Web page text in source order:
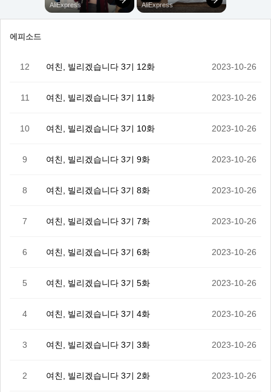
에피소드
12 여친, 빌리겠습니다 3기 12화 2023-10-26
11 여친, 빌리겠습니다 3기 11화 2023-10-26
10 여친, 빌리겠습니다 3기 10화 2023-10-26
9 여친, 빌리겠습니다 3기 9화 2023-10-26
8 여친, 빌리겠습니다 3기 8화 2023-10-26
7 여친, 빌리겠습니다 3기 7화 2023-10-26
6 여친, 빌리겠습니다 3기 6화 2023-10-26
5 여친, 빌리겠습니다 3기 5화 2023-10-26
4 여친, 빌리겠습니다 3기 4화 2023-10-26
3 여친, 빌리겠습니다 3기 3화 2023-10-26
2 여친, 빌리겠습니다 3기 2화 2023-10-26